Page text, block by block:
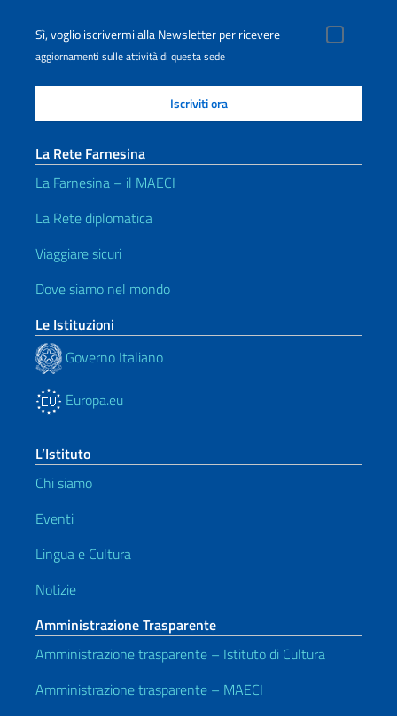
Sì, voglio iscrivermi alla Newsletter per ricevere
aggiornamenti sulle attività di questa sede
La Rete Farnesina
La Farnesina – il MAECI
La Rete diplomatica
Viaggiare sicuri
Dove siamo nel mondo
Le Istituzioni
Governo Italiano
Europa.eu
L’Istituto
Chi siamo
Eventi
Lingua e Cultura
Notizie
Amministrazione Trasparente
Amministrazione trasparente – Istituto di Cultura
Amministrazione trasparente – MAECI